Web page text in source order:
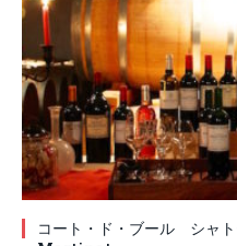
コート・ド・ブール シャ